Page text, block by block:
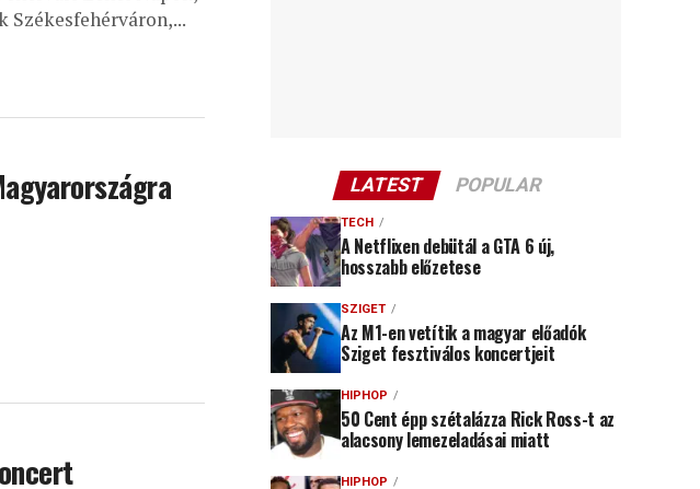
Székesfehérváron,...
LATEST POPULAR
TECH
A Netflixen debütál a GTA 6 új,
hosszabb előzetese
SZIGET
Az M1-en vetítik a magyar előadók
Sziget fesztiválos koncertjeit
HIPHOP
50 Cent épp szétalázza Rick Ross-t az
alacsony lemezeladásai miatt
HIPHOP